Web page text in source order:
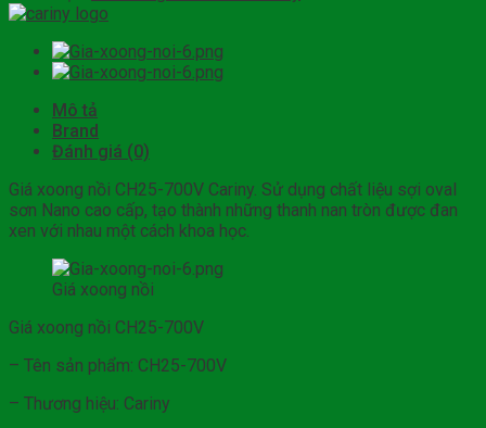
Mô tả
Brand
Đánh giá (0)
Giá xoong nồi CH25-700V Cariny. Sử dụng chất liệu sợi oval
sơn Nano cao cấp, tạo thành những thanh nan tròn được đan
xen với nhau một cách khoa học.
Giá xoong nồi
Giá xoong nồi CH25-700V
– Tên sản phẩm: CH25-700V
– Thương hiệu: Cariny